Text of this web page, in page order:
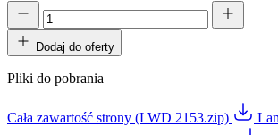
Dodaj do oferty
Pliki do pobrania
Cała zawartość strony (LWD 2153.zip)